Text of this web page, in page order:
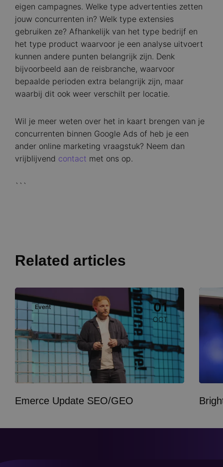
eigen campagnes. Welke type advertenties zetten
jouw concurrenten in? Welk type extensies
gebruiken ze? Afhankelijk van het type bedrijf en
het type product waarvoor je een analyse uitvoert
kunnen andere punten belangrijk zijn. Denk
bijvoorbeeld aan de reisbranche, waarvoor
bepaalde perioden extra belangrijk zijn, maar
waarbij dit ook weer verschilt per locatie.
Wil je meer weten over het in kaart brengen van je
concurrenten binnen Google Ads of heb je een
ander online marketing vraagstuk? Neem dan
vrijblijvend contact met ons op.
```
Related articles
Event 01
OCT
Image
Emerce Update SEO/GEO
Image